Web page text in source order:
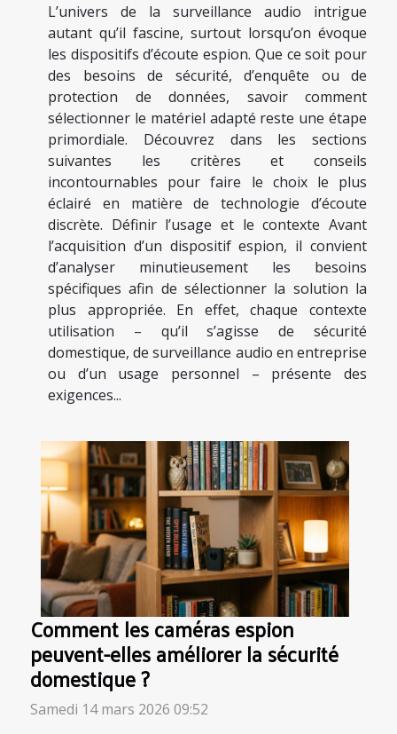
L’univers de la surveillance audio intrigue
autant qu’il fascine, surtout lorsqu’on évoque
les dispositifs d’écoute espion. Que ce soit pour
des besoins de sécurité, d’enquête ou de
protection de données, savoir comment
sélectionner le matériel adapté reste une étape
primordiale. Découvrez dans les sections
suivantes les critères et conseils
incontournables pour faire le choix le plus
éclairé en matière de technologie d’écoute
discrète. Définir l’usage et le contexte Avant
l’acquisition d’un dispositif espion, il convient
d’analyser minutieusement les besoins
spécifiques afin de sélectionner la solution la
plus appropriée. En effet, chaque contexte
utilisation – qu’il s’agisse de sécurité
domestique, de surveillance audio en entreprise
ou d’un usage personnel – présente des
exigences...
Comment les caméras espion
peuvent-elles améliorer la sécurité
domestique ?
Samedi 14 mars 2026 09:52